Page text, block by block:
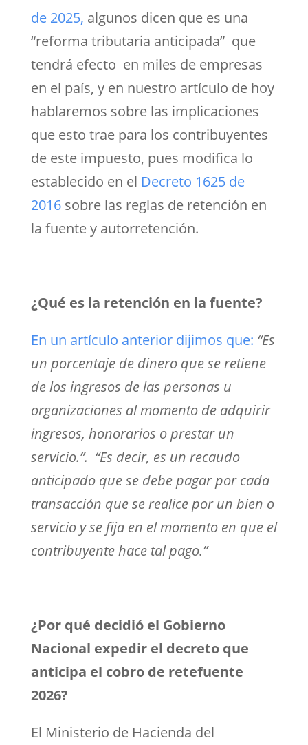
de 2025, algunos dicen que es una
“reforma tributaria anticipada” que
tendrá efecto en miles de empresas
en el país, y en nuestro artículo de hoy
hablaremos sobre las implicaciones
que esto trae para los contribuyentes
de este impuesto, pues modifica lo
establecido en el Decreto 1625 de
2016 sobre las reglas de retención en
la fuente y autorretención.
¿Qué es la retención en la fuente?
En un artículo anterior dijimos que: “Es
un porcentaje de dinero que se retiene
de los ingresos de las personas u
organizaciones al momento de adquirir
ingresos, honorarios o prestar un
servicio.”. “Es decir, es un recaudo
anticipado que se debe pagar por cada
transacción que se realice por un bien o
servicio y se fija en el momento en que el
contribuyente hace tal pago.”
¿Por qué decidió el Gobierno
Nacional expedir el decreto que
anticipa el cobro de retefuente
2026?
El Ministerio de Hacienda del